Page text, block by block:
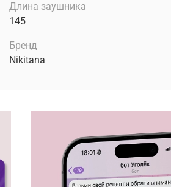
Длина заушника
145
Бренд
Nikitana